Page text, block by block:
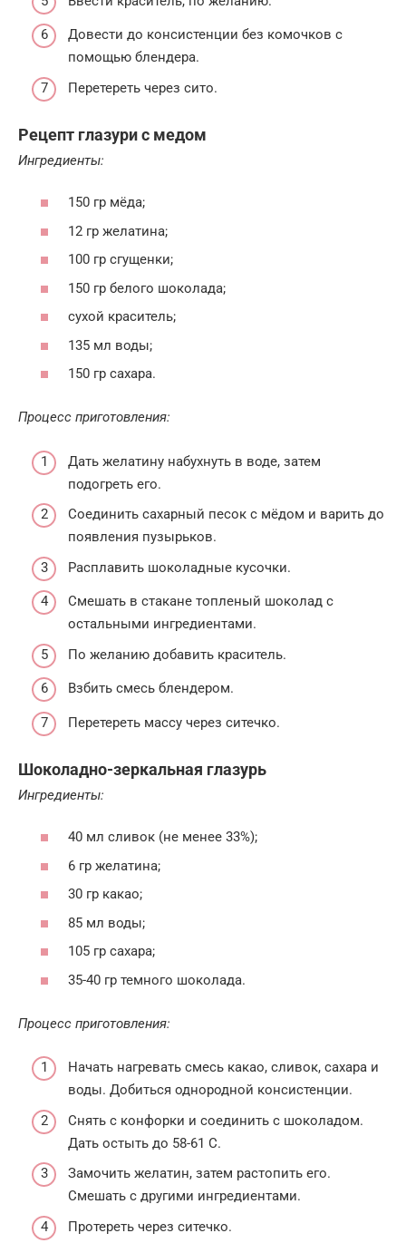
Довести до консистенции без комочков с
помощью блендера.
Перетереть через сито.
Рецепт глазури с медом
Ингредиенты:
150 гр мёда;
12 гр желатина;
100 гр сгущенки;
150 гр белого шоколада;
сухой краситель;
135 мл воды;
150 гр сахара.
Процесс приготовления:
Дать желатину набухнуть в воде, затем
подогреть его.
Соединить сахарный песок с мёдом и варить до
появления пузырьков.
Расплавить шоколадные кусочки.
Смешать в стакане топленый шоколад с
остальными ингредиентами.
По желанию добавить краситель.
Взбить смесь блендером.
Перетереть массу через ситечко.
Шоколадно-зеркальная глазурь
Ингредиенты:
40 мл сливок (не менее 33%);
6 гр желатина;
30 гр какао;
85 мл воды;
105 гр сахара;
35-40 гр темного шоколада.
Процесс приготовления:
Начать нагревать смесь какао, сливок, сахара и
воды. Добиться однородной консистенции.
Снять с конфорки и соединить с шоколадом.
Дать остыть до 58-61 С.
Замочить желатин, затем растопить его.
Смешать с другими ингредиентами.
Протереть через ситечко.